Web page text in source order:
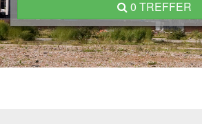
0 TREFFER